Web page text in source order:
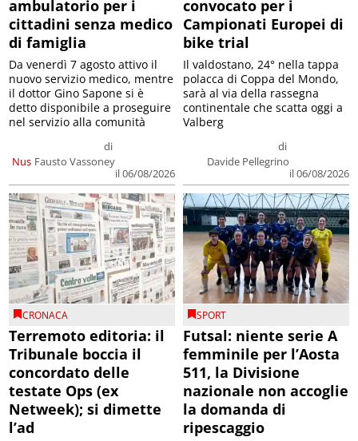
ambulatorio per i
cittadini senza medico
di famiglia
Nus
di
Fausto Vassoney
il 06/08/2026
Da venerdì 7 agosto attivo il
nuovo servizio medico, mentre
il dottor Gino Sapone si è
detto disponibile a proseguire
nel servizio alla comunità
convocato per i
Campionati Europei di
bike trial
di
Davide Pellegrino
il 06/08/2026
Il valdostano, 24° nella tappa
polacca di Coppa del Mondo,
sarà al via della rassegna
continentale che scatta oggi a
Valberg
CRONACA
Terremoto editoria: il
Tribunale boccia il
concordato delle
testate Ops (ex
Netweek); si dimette
l’ad
SPORT
Futsal: niente serie A
femminile per l’Aosta
511, la Divisione
nazionale non accoglie
la domanda di
ripescaggio